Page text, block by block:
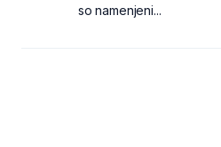
so namenjeni...